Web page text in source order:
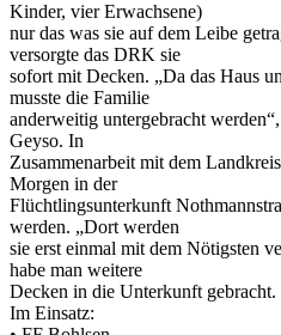
Kinder, vier Erwachsene)
nur das was sie auf dem Leibe
versorgte das DRK sie
sofort mit Decken. „Da das Haus
musste die Familie
anderweitig untergebracht
Geyso. In
Zusammenarbeit mit dem
Morgen in der
Flüchtlingsunterkunft
werden. „Dort werden
sie erst einmal mit dem Nötigsten
habe man weitere
Decken in die Unterkunft gebracht.
Im Einsatz: